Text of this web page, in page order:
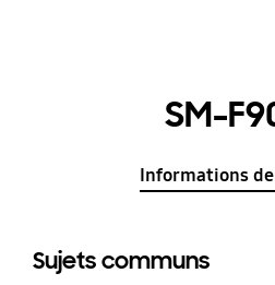
SM-
Informations
Sujets communs